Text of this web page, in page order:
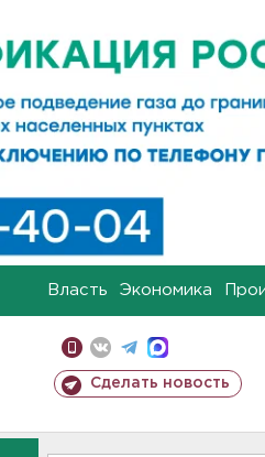
Власть Экономика
Сделать новость